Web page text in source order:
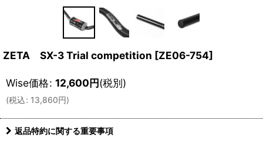
ZETA SX-3 Trial competition [ZE06-754]
Wise価格: 12,600円(税別)
(税込: 13,860円)
返品特約に関する重要事項